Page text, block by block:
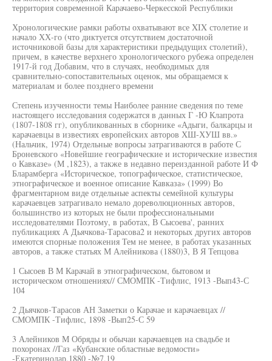
территория современной Карачаево-Черкесской Республики
Хронологические рамки работы охватывают все XIX столетие и
начало ХХ-го (что диктуется отсутствием достаточной
источниковой базы для характеристики предыдущих столетий),
причем, в качестве верхнего хронологического рубежа определен
1917-й год Добавим, что в случаях, необходимых для
сравнительно-сопоставительных оценок, мы обращаемся к
материалам и более позднего времени
Степень изученности темы Наиболее ранние сведения по теме
настоящего исследования содержатся в данных Г -Ю Клапрота
(1807-1808 гг), опубликованных в сборнике «Адыги, балкарцы и
карачаевцы в известиях европейских авторов ХШ-ХУШ вв.»
(Нальчик, 1974) Отдельные вопросы затрагиваются в работе С
Броневского «Новейшие географические и исторические известия
о Кавказе» (М ,1823), а также в недавно переизданной работе И Ф
Бларамберга «Историческое, топографическое, статистическое,
этнографическое и военное описание Кавказа» (1999) Во
фрагментарном виде отдельные аспекты семейной культуры
карачаевцев затрагивало немало дореволюционных авторов,
большинство из которых не были профессиональными
исследователями Поэтому, в работах, В Сысоева', ранних
публикациях А Дьячкова-Тарасова2 и некоторых других авторов
имеются спорные положения Тем не менее, в работах указанных
авторов, а также статьях М Алейникова (1880)3, В Я Тепцова
1 Сысоев В М Карачай в этнографическом, бытовом и
историческом отношениях// СМОМПК -Тифлис, 1913 -Вып43-С
104
2 Дьячков-Тарасов АН Заметки о Карачае и карачаевцах //
СМОМПК -Тифлис, 1898 -Вып25-С 59
3 Алейников М Обряды и обычаи карачаевцев на свадьбе и
похоронах //Газ «Кубанские областные ведомости»
-Екатеринодар,1880 -№7,19